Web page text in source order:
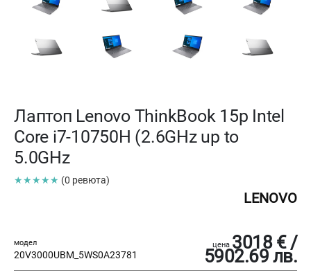
Лаптоп Lenovo ThinkBook 15p Intel
Core i7-10750H (2.6GHz up to
5.0GHz
★★★★★ (0 ревюта)
LENOVO
модел
20V3000UBM_5WS0A23781
цена 3018 € /
5902.69 лв.